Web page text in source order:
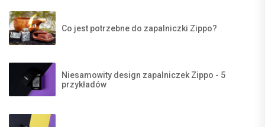
Co jest potrzebne do zapalniczki Zippo?
Niesamowity design zapalniczek Zippo - 5
przykładów